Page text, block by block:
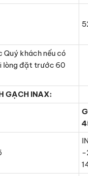
Quý khách nếu có
lòng đặt trước 60
GẠCH INAX:
-